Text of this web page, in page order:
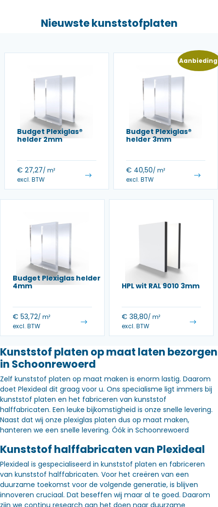
Nieuwste kunststofplaten
Budget Plexiglas®
helder 2mm
€ 27,27/ m²
excl. BTW
Budget Plexiglas®
helder 3mm
€ 40,50/ m²
excl. BTW
Budget Plexiglas helder
4mm
€ 53,72/ m²
excl. BTW
HPL wit RAL 9010 3mm
€ 38,80/ m²
excl. BTW
Kunststof platen op maat laten bezorgen
in Schoonrewoerd
Zelf kunststof platen op maat maken is enorm lastig. Daarom
doet Plexideal dit graag voor u. Ons specialisme ligt immers bij
kunststof platen en het fabriceren van kunststof
halffabricaten. Een leuke bijkomstigheid is onze snelle levering.
Naast dat wij onze plexiglas platen dus op maat maken,
hanteren we een snelle levering. Óók in Schoonrewoerd
Kunststof halffabricaten van Plexideal
Plexideal is gespecialiseerd in kunststof platen en fabriceren
van kunststof halffabricaten. Voor het creëren van een
duurzame toekomst voor de volgende generatie, is blijven
innoveren cruciaal. Dat beseffen wij maar al te goed. Daarom